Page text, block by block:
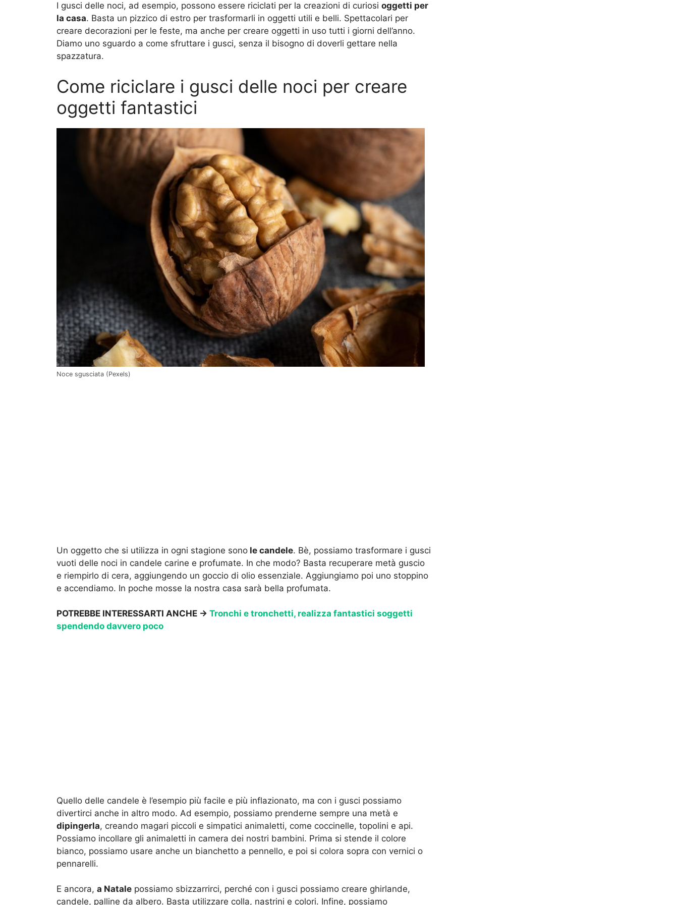
I gusci delle noci, ad esempio, possono essere riciclati per la creazioni di curiosi oggetti per
la casa. Basta un pizzico di estro per trasformarli in oggetti utili e belli. Spettacolari per
creare decorazioni per le feste, ma anche per creare oggetti in uso tutti i giorni dell’anno.
Diamo uno sguardo a come sfruttare i gusci, senza il bisogno di doverli gettare nella
spazzatura.
Come riciclare i gusci delle noci per creare
oggetti fantastici
Noce sgusciata (Pexels)
Un oggetto che si utilizza in ogni stagione sono le candele. Bè, possiamo trasformare i gusci
vuoti delle noci in candele carine e profumate. In che modo? Basta recuperare metà guscio
e riempirlo di cera, aggiungendo un goccio di olio essenziale. Aggiungiamo poi uno stoppino
e accendiamo. In poche mosse la nostra casa sarà bella profumata.
POTREBBE INTERESSARTI ANCHE → Tronchi e tronchetti, realizza fantastici soggetti
spendendo davvero poco
Quello delle candele è l’esempio più facile e più inflazionato, ma con i gusci possiamo
divertirci anche in altro modo. Ad esempio, possiamo prenderne sempre una metà e
dipingerla, creando magari piccoli e simpatici animaletti, come coccinelle, topolini e api.
Possiamo incollare gli animaletti in camera dei nostri bambini. Prima si stende il colore
bianco, possiamo usare anche un bianchetto a pennello, e poi si colora sopra con vernici o
pennarelli.
E ancora, a Natale possiamo sbizzarrirci, perché con i gusci possiamo creare ghirlande,
candele, palline da albero. Basta utilizzare colla, nastrini e colori. Infine, possiamo